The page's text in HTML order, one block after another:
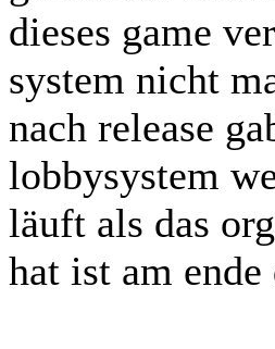
dieses game
system nicht
nach release
lobbysystem
läuft als das
hat ist am